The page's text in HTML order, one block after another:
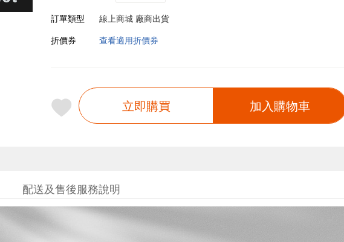
訂單類型
線上商城 廠商出貨
折價券
查看適用折價券
立即購買 加入購物車
配送及售後服務說明